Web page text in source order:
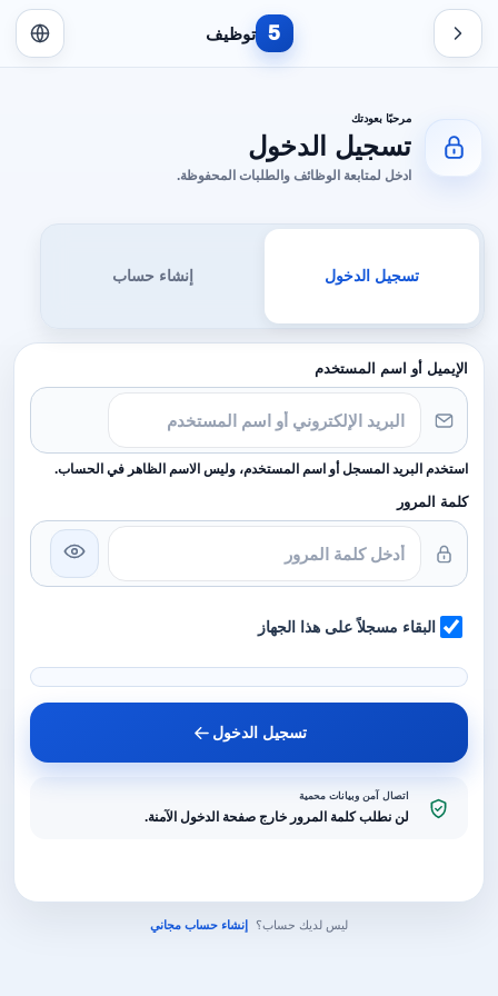
5 توظيف
مرحبًا بعودتك
تسجيل الدخول
ادخل لمتابعة الوظائف والطلبات المحفوظة.
تسجيل الدخول إنشاء حساب
الإيميل أو اسم المستخدم
استخدم البريد المسجل أو اسم المستخدم، وليس الاسم الظاهر في الحساب.
كلمة المرور
البقاء مسجلاً على هذا الجهاز
تسجيل الدخول
اتصال آمن وبيانات محمية
لن نطلب كلمة المرور خارج صفحة الدخول الآمنة.
ليس لديك حساب؟ إنشاء حساب مجاني